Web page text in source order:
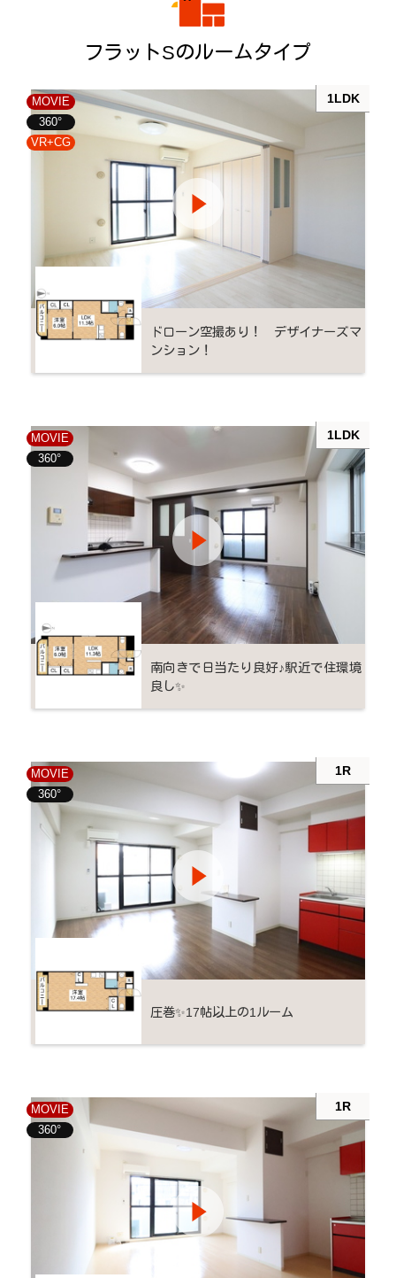
フラットSのルームタイプ
MOVIE
360°
VR+CG
1LDK
ドローン空撮あり！ デザイナーズマ
ンション！
MOVIE
360°
1LDK
南向きで日当たり良好♪駅近で住環境
良し✨
MOVIE
360°
1R
圧巻✨17帖以上の1ルーム
MOVIE
360°
1R